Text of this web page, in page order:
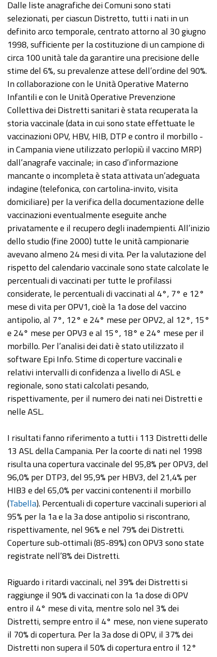
Dalle liste anagrafiche dei Comuni sono stati
selezionati, per ciascun Distretto, tutti i nati in un
definito arco temporale, centrato attorno al 30 giugno
1998, sufficiente per la costituzione di un campione di
circa 100 unità tale da garantire una precisione delle
stime del 6%, su prevalenze attese dell’ordine del 90%.
In collaborazione con le Unità Operative Materno
Infantili e con le Unità Operative Prevenzione
Collettiva dei Distretti sanitari è stata recuperata la
storia vaccinale (data in cui sono state effettuate le
vaccinazioni OPV, HBV, HIB, DTP e contro il morbillo -
in Campania viene utilizzato perlopiù il vaccino MRP)
dall’anagrafe vaccinale; in caso d’informazione
mancante o incompleta è stata attivata un’adeguata
indagine (telefonica, con cartolina-invito, visita
domiciliare) per la verifica della documentazione delle
vaccinazioni eventualmente eseguite anche
privatamente e il recupero degli inadempienti. All’inizio
dello studio (fine 2000) tutte le unità campionarie
avevano almeno 24 mesi di vita. Per la valutazione del
rispetto del calendario vaccinale sono state calcolate le
percentuali di vaccinati per tutte le profilassi
considerate, le percentuali di vaccinati al 4°, 7° e 12°
mese di vita per OPV1, cioè la 1a dose del vaccino
antipolio, al 7°, 12° e 24° mese per OPV2, al 12°, 15°
e 24° mese per OPV3 e al 15°, 18° e 24° mese per il
morbillo. Per l’analisi dei dati è stato utilizzato il
software Epi Info. Stime di coperture vaccinali e
relativi intervalli di confidenza a livello di ASL e
regionale, sono stati calcolati pesando,
rispettivamente, per il numero dei nati nei Distretti e
nelle ASL.
I risultati fanno riferimento a tutti i 113 Distretti delle
13 ASL della Campania. Per la coorte di nati nel 1998
risulta una copertura vaccinale del 95,8% per OPV3, del
96,0% per DTP3, del 95,9% per HBV3, del 21,4% per
HIB3 e del 65,0% per vaccini contenenti il morbillo
(Tabella). Percentuali di coperture vaccinali superiori al
95% per la 1a e la 3a dose antipolio si riscontrano,
rispettivamente, nel 96% e nel 79% dei Distretti.
Coperture sub-ottimali (85-89%) con OPV3 sono state
registrate nell’8% dei Distretti.
Riguardo i ritardi vaccinali, nel 39% dei Distretti si
raggiunge il 90% di vaccinati con la 1a dose di OPV
entro il 4° mese di vita, mentre solo nel 3% dei
Distretti, sempre entro il 4° mese, non viene superato
il 70% di copertura. Per la 3a dose di OPV, il 37% dei
Distretti non supera il 50% di copertura entro il 12°